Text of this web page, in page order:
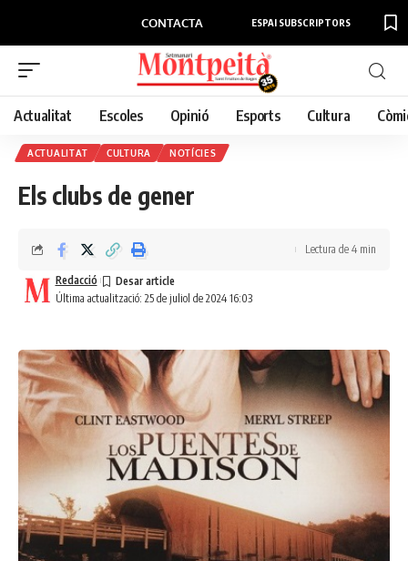
CONTACTA ESPAI SUBSCRIPTORS
Actualitat Escoles Opinió Esports Cultura
ACTUALITAT CULTURA NOTÍCIES
Els clubs de gener
Última actualització: 25 de juliol de 2024 16:03
Redacció
Lectura de 4 min